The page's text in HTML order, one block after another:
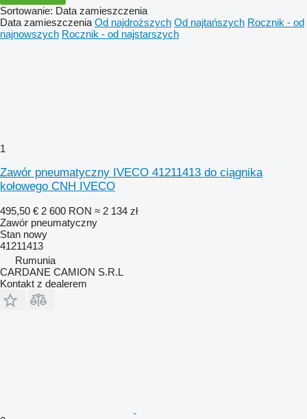
Sortowanie: Data zamieszczenia
Data zamieszczenia Od najdroższych Od najtańszych Rocznik - od
najnowszych Rocznik - od najstarszych
1
Zawór pneumatyczny IVECO 41211413 do ciągnika
kołowego CNH IVECO
495,50 € 2 600 RON ≈ 2 134 zł
Zawór pneumatyczny
Stan nowy
41211413
Rumunia
CARDANE CAMION S.R.L
Kontakt z dealerem